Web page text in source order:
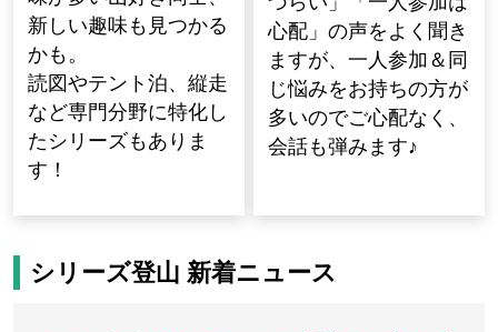
新しい趣味も見つかる
かも。
読図やテント泊、縦走
など専門分野に特化し
たシリーズもありま
す！
心配」の声をよく聞き
ますが、一人参加＆同
じ悩みをお持ちの方が
多いのでご心配なく、
会話も弾みます♪
シリーズ登山 新着ニュース